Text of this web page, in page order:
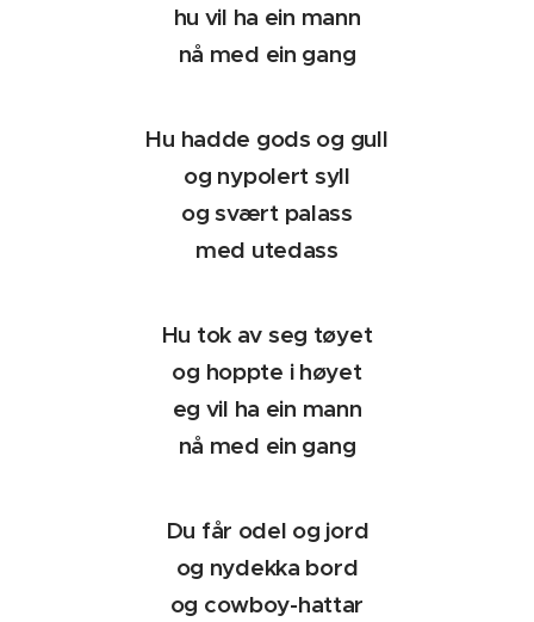
hu vil ha ein mann
nå med ein gang
Hu hadde gods og gull
og nypolert syll
og svært palass
med utedass
Hu tok av seg tøyet
og hoppte i høyet
eg vil ha ein mann
nå med ein gang
Du får odel og jord
og nydekka bord
og cowboy-hattar